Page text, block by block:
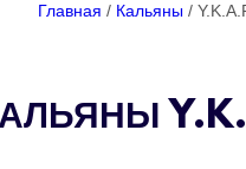
Главная / Кальяны/